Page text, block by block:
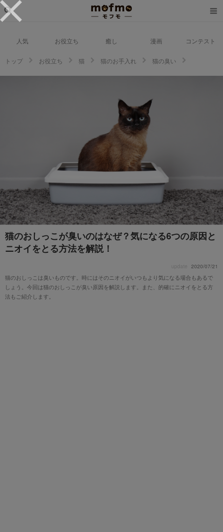
人気 お役立ち 癒し 漫画 コンテスト
トップ お役立ち 猫 猫のお手入れ
猫の臭い
猫のおしっこが臭いのはなぜ？気になる6つの原因と
ニオイをとる方法を解説！
update 2020/07/21
猫のおしっこは臭いものです。時にはそのニオイがいつもより気になる場合もあるで
しょう。今回は猫のおしっこが臭い原因を解説します。また、的確にニオイをとる方
法もご紹介します。